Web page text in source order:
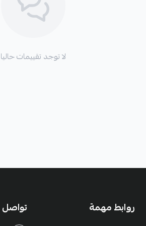
لا توجد تقييمات حاليا
روابط مهمة تواصل